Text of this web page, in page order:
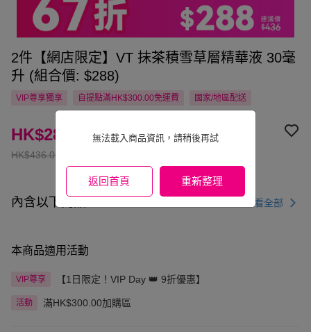
無法載入商品資訊，請稍後再試
返回首頁 重新整理
2件【網店限定】VT 抹茶積雪草層精華液 30毫
升 (組合價: $288)
VIP尊享獨享 自提點滿HK$300.00免運費 國家/地區配送
HK$436.00
HK$288.00
內含以下商品 查看全部
本商品適用活動
VIP尊享 【1日限定！VIP Day 👑 9折優惠】
活動 滿HK$300.00加購區